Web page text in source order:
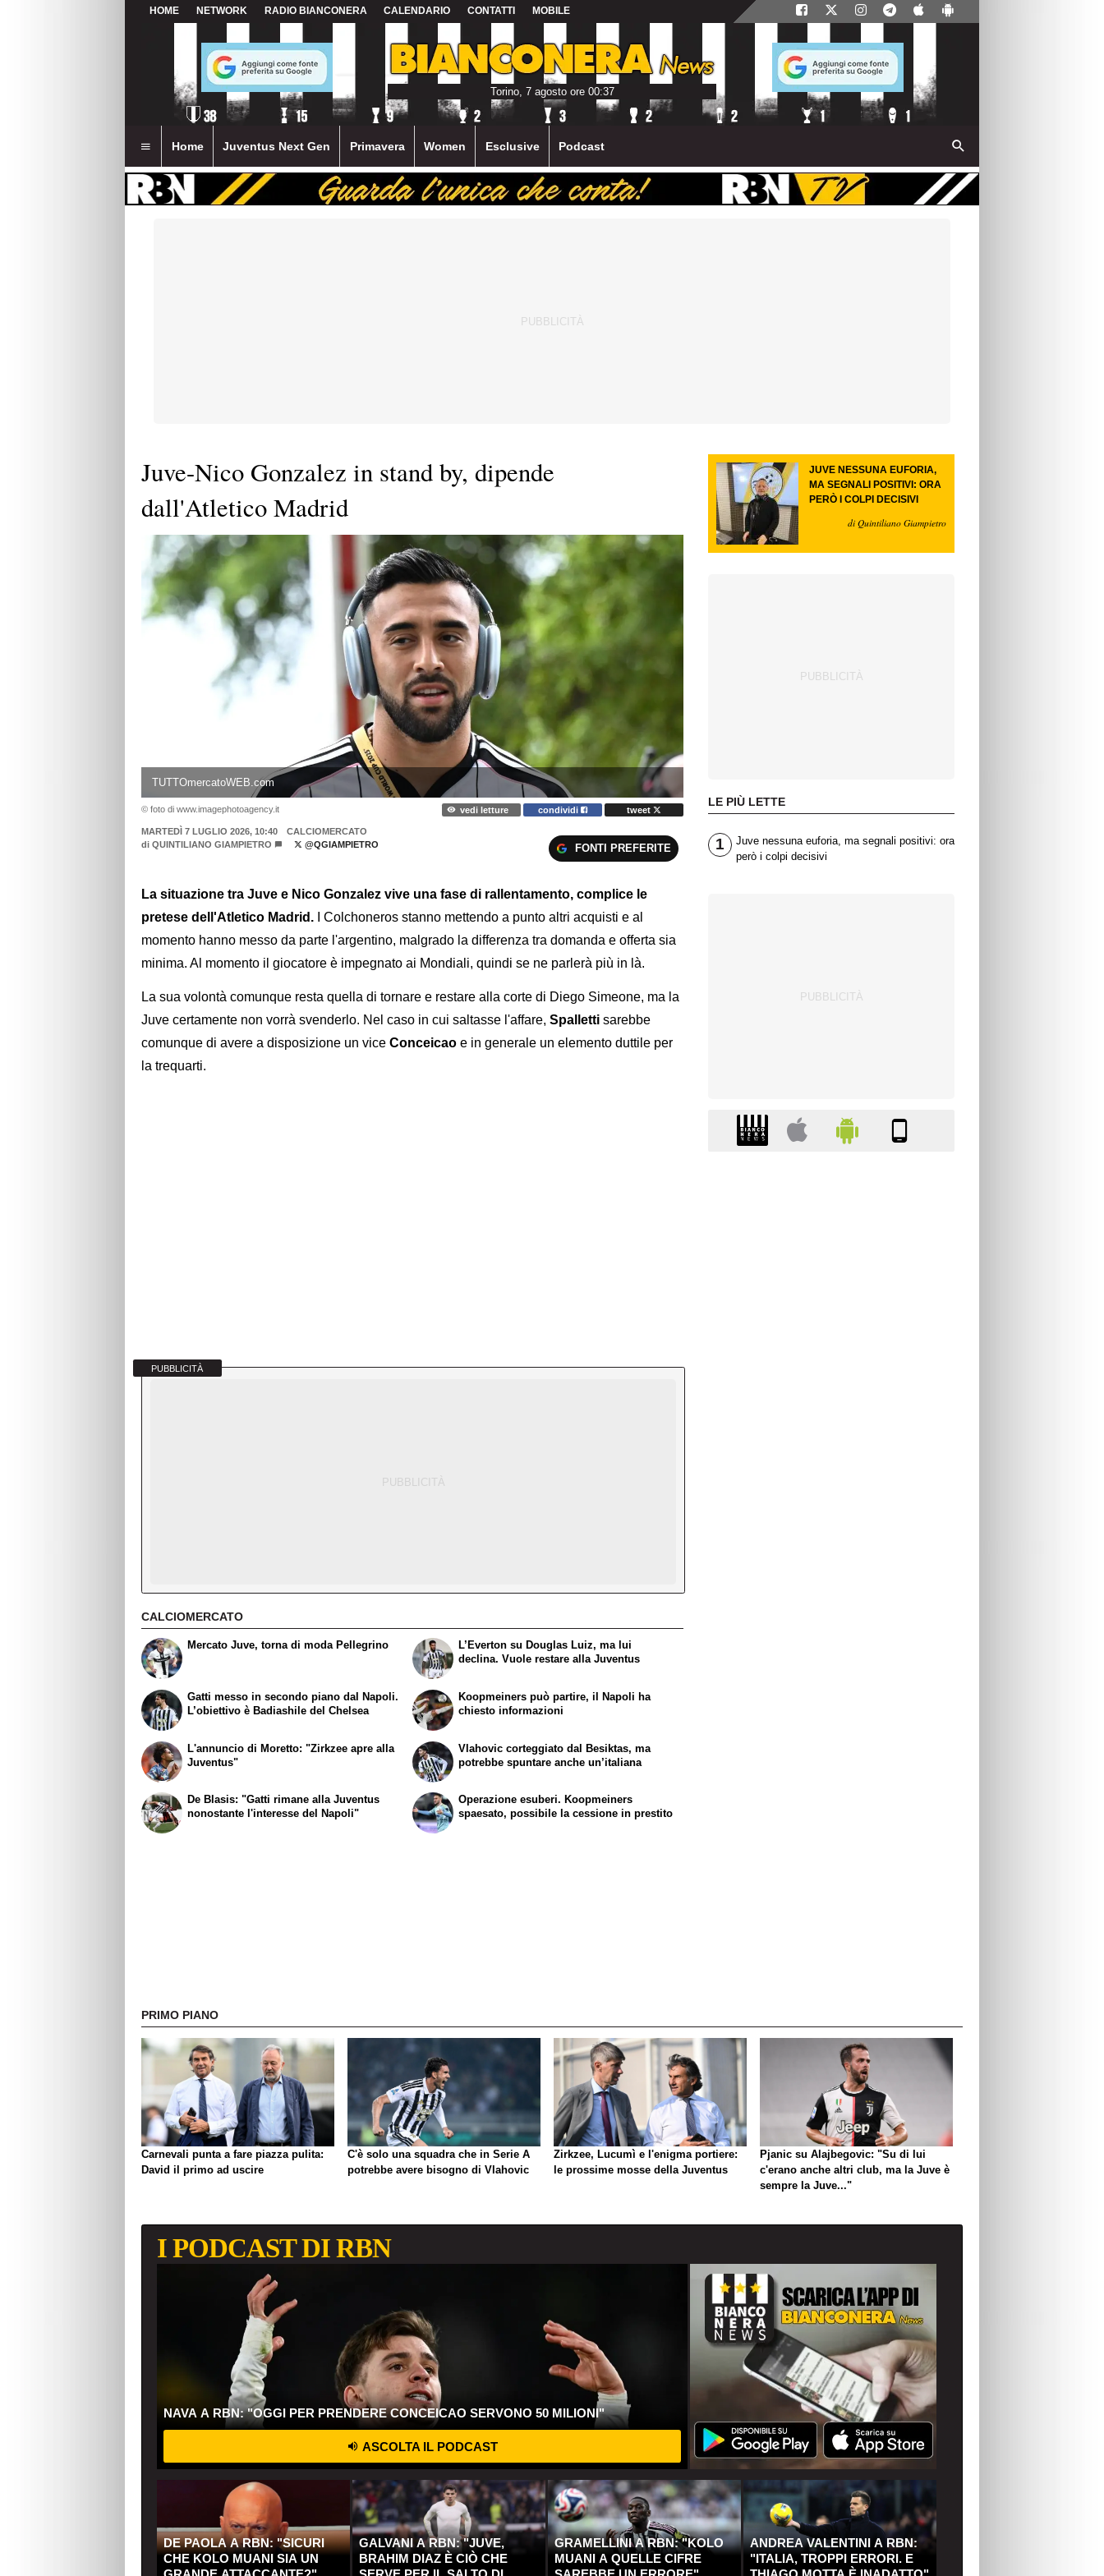
HOME NETWORK RADIO BIANCONERA CALENDARIO CONTATTI MOBILE
Torino, 7 agosto ore 00:37
Home Juventus Next Gen Primavera Women Esclusive Podcast
Juve-Nico Gonzalez in stand by, dipende
dall'Atletico Madrid
TUTTOmercatoWEB.com
© foto di www.imagephotoagency.it vedi letture condividi tweet
MARTEDÌ 7 LUGLIO 2026, 10:40
CALCIOMERCATO
di QUINTILIANO GIAMPIETRO @QGIAMPIETRO FONTI PREFERITE
La situazione tra Juve e Nico Gonzalez vive una fase di rallentamento, complice le
pretese dell'Atletico Madrid.
I Colchoneros stanno mettendo a punto altri acquisti e al
momento hanno messo da parte l'argentino, malgrado la differenza tra domanda e offerta sia
minima. Al momento il giocatore è impegnato ai Mondiali, quindi se ne parlerà più in là.
La sua volontà comunque resta quella di tornare e restare alla corte di Diego Simeone, ma la
Juve certamente non vorrà svenderlo. Nel caso in cui saltasse l'affare, Spalletti sarebbe
comunque di avere a disposizione un vice Conceicao e in generale un elemento duttile per
la trequarti.
PUBBLICITÀ
CALCIOMERCATO
Mercato Juve, torna di moda Pellegrino
Gatti messo in secondo piano dal Napoli.
L’obiettivo è Badiashile del Chelsea
L’Everton su Douglas Luiz, ma lui
declina. Vuole restare alla Juventus
Koopmeiners può partire, il Napoli ha
chiesto informazioni
L'annuncio di Moretto: "Zirkzee apre alla
Juventus"
De Blasis: "Gatti rimane alla Juventus
nonostante l'interesse del Napoli"
Vlahovic corteggiato dal Besiktas, ma
potrebbe spuntare anche un’italiana
Operazione esuberi. Koopmeiners
spaesato, possibile la cessione in prestito
JUVE NESSUNA EUFORIA,
MA SEGNALI POSITIVI: ORA
PERÒ I COLPI DECISIVI
di Quintiliano Giampietro
LE PIÙ LETTE
1
Juve nessuna euforia, ma segnali positivi: ora
però i colpi decisivi
PRIMO PIANO
Carnevali punta a fare piazza pulita:
David il primo ad uscire
C'è solo una squadra che in Serie A
potrebbe avere bisogno di Vlahovic
Zirkzee, Lucumì e l'enigma portiere:
le prossime mosse della Juventus
Pjanic su Alajbegovic: "Su di lui
c'erano anche altri club, ma la Juve è
sempre la Juve..."
I PODCAST DI RBN
NAVA A RBN: "OGGI PER PRENDERE CONCEICAO SERVONO 50 MILIONI"
ASCOLTA IL PODCAST
DE PAOLA A RBN: "SICURI
CHE KOLO MUANI SIA UN
GALVANI A RBN: "JUVE,
BRAHIM DIAZ È CIÒ CHE
GRAMELLINI A RBN: "KOLO
MUANI A QUELLE CIFRE
ANDREA VALENTINI A RBN:
"ITALIA, TROPPI ERRORI. E